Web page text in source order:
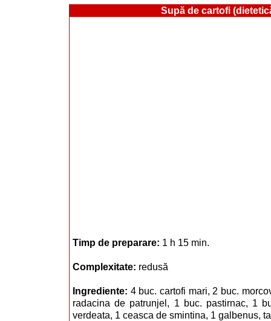
Supă de cartofi
Timp de preparare: 1 h 15 min.
Complexitate: redusă
Ingrediente: 4 buc. cartofi mari, 2 buc.
radacina de patrunjel, 1 buc. pastirnac, 1
verdeata, 1 ceasca de smintina, 1 galbenus,